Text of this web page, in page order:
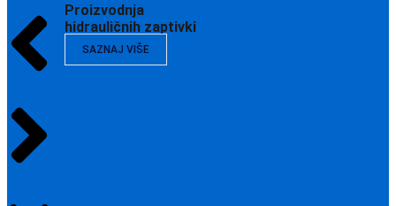
Proizvodnja
hidrauličnih zaptivki
SAZNAJ VIŠE